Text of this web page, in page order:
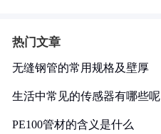
热门文章
无缝钢管的常用规格及壁厚
生活中常见的传感器有哪些呢
PE100管材的含义是什么